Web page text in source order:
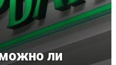
ли